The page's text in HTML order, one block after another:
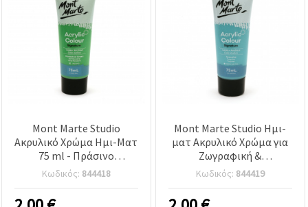
Mont Marte Studio
Ακρυλικό Χρώμα Ημι-Ματ
75 ml - Πράσινο
Μοναστράλ
Κωδικός: 844418
Mont Marte Studio Ημι-
ματ Ακρυλικό Χρώμα για
Ζωγραφική &
Χειροτεχνίες, 75 ml -
Τιρκουάζ
Κωδικός: 844419